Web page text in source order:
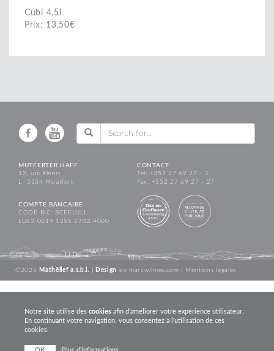
Cubi 4,5l
Prix: 13,50€
MUTFERTER HAFF
12, um Kinert
L - 5334 Moutfort
CONTACT
Tél: +352 27 69 27 - 1
Fax: +352 27 69 27 - 27
COMPTE BANCAIRE
CODE BIC: BCEELULL
LU63 0019 1255 2702 4000
©2026 Mathëllef a.s.b.l. Design by marcwilmes.com Mentions légales
Notre site utilise des cookies afin d'améliorer votre expérience utilisateur.
En continuant votre navigation, vous consentez à l'utilisation de ces
cookies.